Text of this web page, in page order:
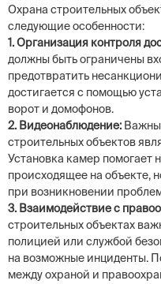
Охрана строительных
следующие особенности:
1. Организация контроля
должны быть ограничены
предотвратить
достигается с помощью
ворот и домофонов.
2. Видеонаблюдение:
строительных объектов
Установка камер помогает
происходящее на объекте,
при возникновении
3. Взаимодействие с
строительных объектах
полицией или службой
на возможные инциденты.
между охраной и